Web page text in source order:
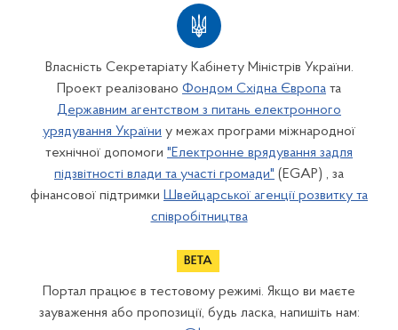
Власність Секретаріату Кабінету Міністрів України.
Проект реалізовано Фондом Східна Європа та
Державним агентством з питань електронного
урядування України у межах програми міжнародної
технічної допомоги "Електронне врядування задля
підзвітності влади та участі громади" (EGAP) , за
фінансової підтримки Швейцарської агенції розвитку та
співробітництва
Портал працює в тестовому режимі. Якщо ви маєте
зауваження або пропозиції, будь ласка, напишіть нам: